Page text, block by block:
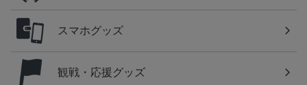
スマホグッズ
観戦・応援グッズ